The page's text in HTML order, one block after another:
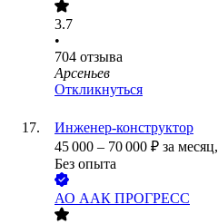
3.7
•
704 отзыва
Арсеньев
Откликнуться
Инженер-конструктор
45 000 – 70 000 ₽ за месяц,
Без опыта
АО ААК ПРОГРЕСС